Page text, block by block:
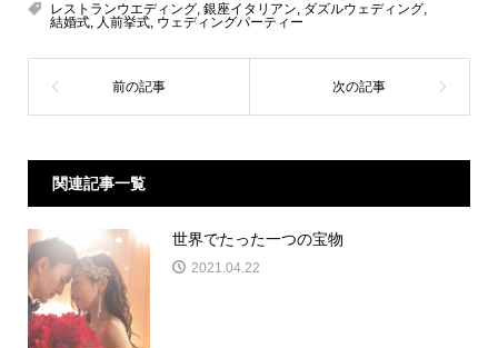
レストランウエディング, 銀座イタリアン, ダズルウェディング,
結婚式, 人前挙式, ウェディングパーティー
関連記事一覧
世界でたった一つの宝物
2021.04.22